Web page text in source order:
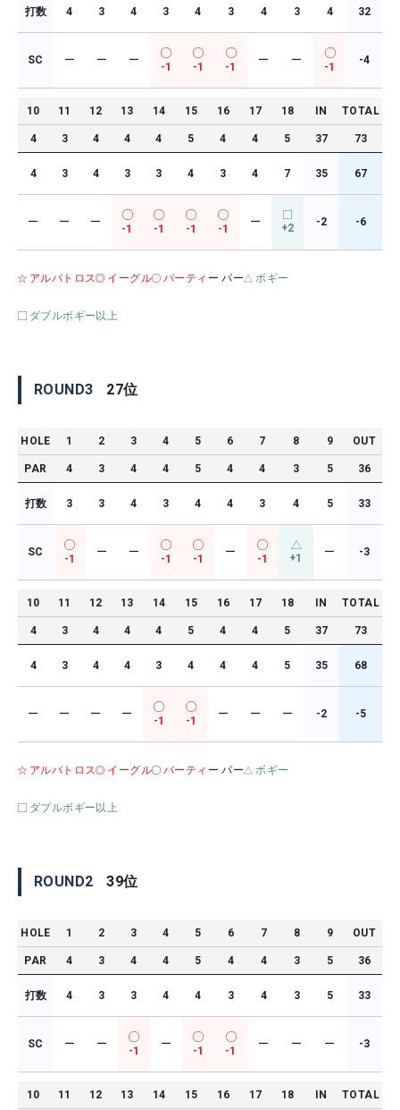
打数 4 3 4 3 4 3 4 3 4 32
SC ー ー ー
-1 -1 -1
ー ー
-1
-4
10 11 12 13 14 15 16 17 18 IN TOTAL
4 3 4 4 4 5 4 4 5 37 73
4 3 4 3 3 4 3 4 7 35 67
ー ー ー
-1 -1 -1 -1
ー +2 -2 -6
アルバトロス イーグル バーティ ー パー ボギー
ダブルボギー以上
ROUND3 27位
HOLE 1 2 3 4 5 6 7 8 9 OUT
PAR 4 3 4 4 5 4 4 3 5 36
打数 3 3 4 3 4 4 3 4 5 33
SC
-1
ー ー
-1 -1
ー
-1 +1 ー -3
10 11 12 13 14 15 16 17 18 IN TOTAL
4 3 4 4 4 5 4 4 5 37 73
4 3 4 4 3 4 4 4 5 35 68
ー ー ー ー
-1 -1
ー ー ー -2 -5
アルバトロス イーグル バーティ ー パー ボギー
ダブルボギー以上
ROUND2 39位
HOLE 1 2 3 4 5 6 7 8 9 OUT
PAR 4 3 4 4 5 4 4 3 5 36
打数 4 3 3 4 4 3 4 3 5 33
SC ー ー
-1
ー
-1 -1
ー ー ー -3
10 11 12 13 14 15 16 17 18 IN TOTAL